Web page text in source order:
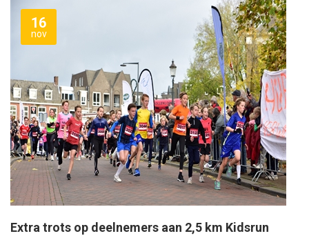
16
nov
Extra trots op deelnemers aan 2,5 km Kidsrun